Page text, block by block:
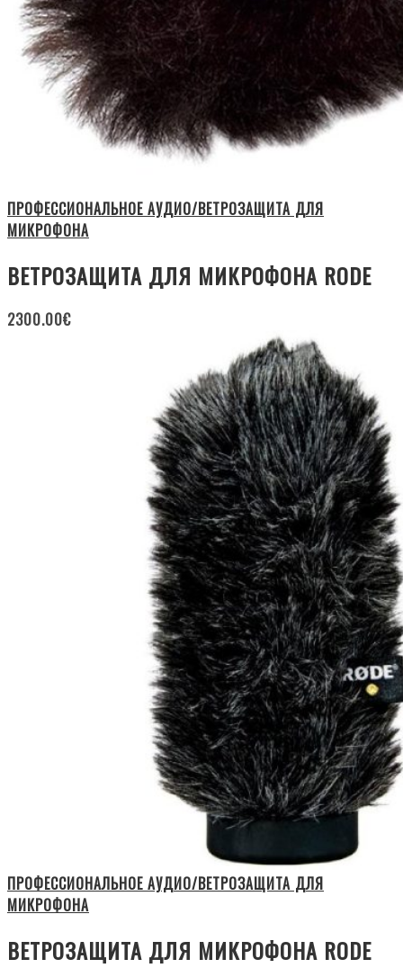
ПРОФЕССИОНАЛЬНОЕ АУДИО/ВЕТРОЗАЩИТА ДЛЯ
МИКРОФОНА
ВЕТРОЗАЩИТА ДЛЯ МИКРОФОНА RODE
2300.00€
ПРОФЕССИОНАЛЬНОЕ АУДИО/ВЕТРОЗАЩИТА ДЛЯ
МИКРОФОНА
ВЕТРОЗАЩИТА ДЛЯ МИКРОФОНА RODE